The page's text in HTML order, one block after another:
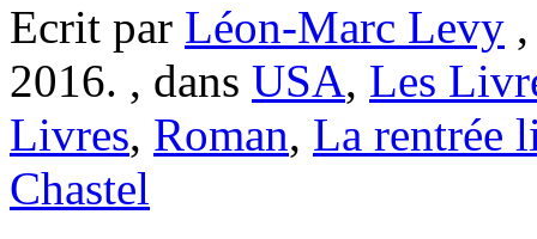
Ecrit par Léon-Marc Levy
2016. , dans USA, Les
Livres, Roman, La rentrée
Chastel